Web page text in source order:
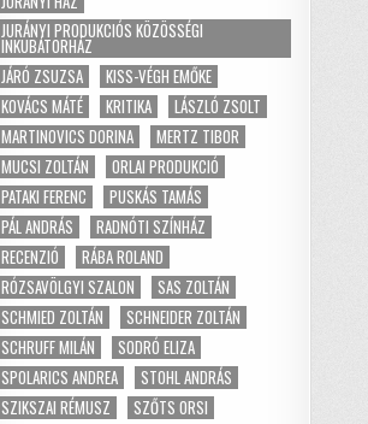
JURÁNYI PRODUKCIÓS KÖZÖSSÉGI
INKUBÁTORHÁZ
JÁRÓ ZSUZSA
KISS-VÉGH EMŐKE
KOVÁCS MÁTÉ
KRITIKA
LÁSZLÓ ZSOLT
MARTINOVICS DORINA
MERTZ TIBOR
MUCSI ZOLTÁN
ORLAI PRODUKCIÓ
PATAKI FERENC
PUSKÁS TAMÁS
PÁL ANDRÁS
RADNÓTI SZÍNHÁZ
RECENZIÓ
RÁBA ROLAND
RÓZSAVÖLGYI SZALON
SAS ZOLTÁN
SCHMIED ZOLTÁN
SCHNEIDER ZOLTÁN
SCHRUFF MILÁN
SODRÓ ELIZA
SPOLARICS ANDREA
STOHL ANDRÁS
SZIKSZAI RÉMUSZ
SZŐTS ORSI